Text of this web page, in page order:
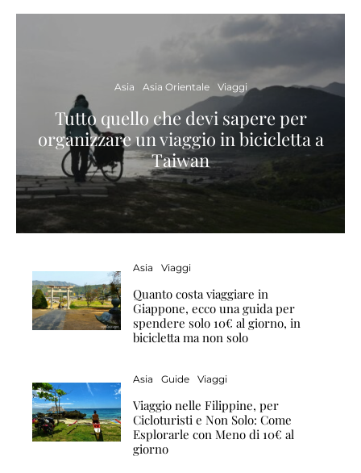
Asia Asia Orientale Viaggi
Tutto quello che devi sapere per
organizzare un viaggio in bicicletta a
Taiwan
Asia Viaggi
Quanto costa viaggiare in
Giappone, ecco una guida per
spendere solo 10€ al giorno, in
bicicletta ma non solo
Asia Guide Viaggi
Viaggio nelle Filippine, per
Cicloturisti e Non Solo: Come
Esplorarle con Meno di 10€ al
giorno